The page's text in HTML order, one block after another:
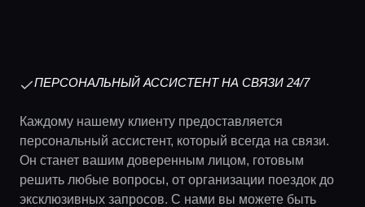
ПЕРСОНАЛЬНЫЙ АССИСТЕНТ НА СВЯЗИ 24/7
Каждому нашему клиенту предоставляется
персональный ассистент, который всегда на связи.
Он станет вашим доверенным лицом, готовым
решить любые вопросы, от организации поездок до
эксклюзивных запросов. С нами вы можете быть